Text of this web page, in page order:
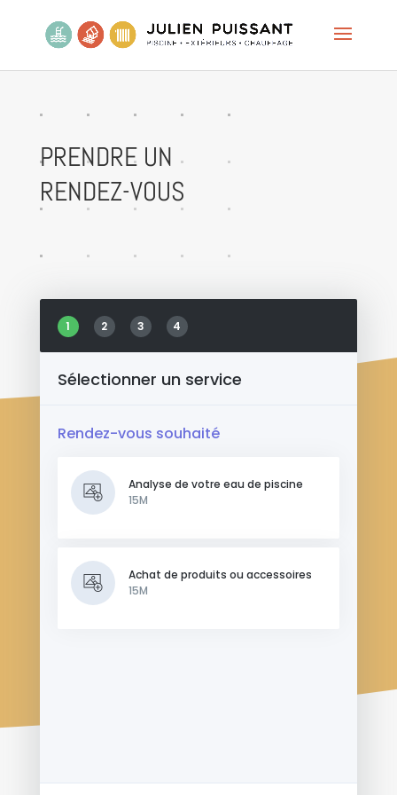
PRENDRE UN
RENDEZ-VOUS
1 2 3 4
Sélectionner un service
Rendez-vous souhaité
Analyse de votre eau de piscine
15M
Achat de produits ou accessoires
15M